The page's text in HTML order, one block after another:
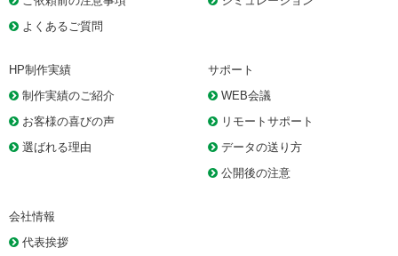
よくあるご質問
HP制作実績
制作実績のご紹介
お客様の喜びの声
選ばれる理由
サポート
WEB会議
リモートサポート
データの送り方
公開後の注意
会社情報
代表挨拶